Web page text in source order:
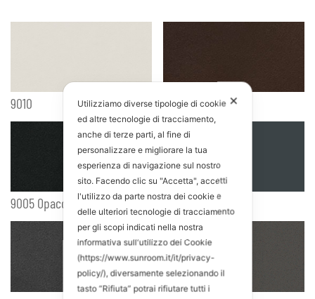
9010 Marrone Marmo
9005 Opaco Grigio Marmo
✕
Utilizziamo diverse tipologie di cookie
ed altre tecnologie di tracciamento,
anche di terze parti, al fine di
personalizzare e migliorare la tua
esperienza di navigazione sul nostro
sito. Facendo clic su "Accetta", accetti
l'utilizzo da parte nostra dei cookie e
delle ulteriori tecnologie di tracciamento
per gli scopi indicati nella nostra
informativa sull'utilizzo dei Cookie
(https://www.sunroom.it/it/privacy-
policy/), diversamente selezionando il
tasto “Rifiuta” potrai rifiutare tutti i